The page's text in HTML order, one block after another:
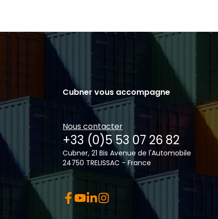
Cubner vous accompagne
Nous contacter
+33 (0)5 53 07 26 82
Cubner, 21 Bis Avenue de l'Automobile
24750 TRELISSAC - France